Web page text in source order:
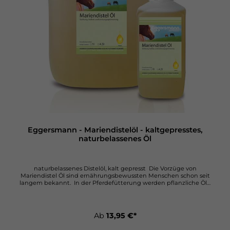
Eggersmann - Mariendistelöl - kaltgepresstes,
naturbelassenes Öl
naturbelassenes Distelöl, kalt gepresst Die Vorzüge von
Mariendistel Öl sind ernährungsbewussten Menschen schon seit
langem bekannt. In der Pferdefütterung werden pflanzliche Öle
höchsten Gehalt an essentiellen, mehrfach ungesättigten
Fettsäuren aller Ölpflanzen ausgestattet ist. Diese entziehen dem
Ab 13,95 €*